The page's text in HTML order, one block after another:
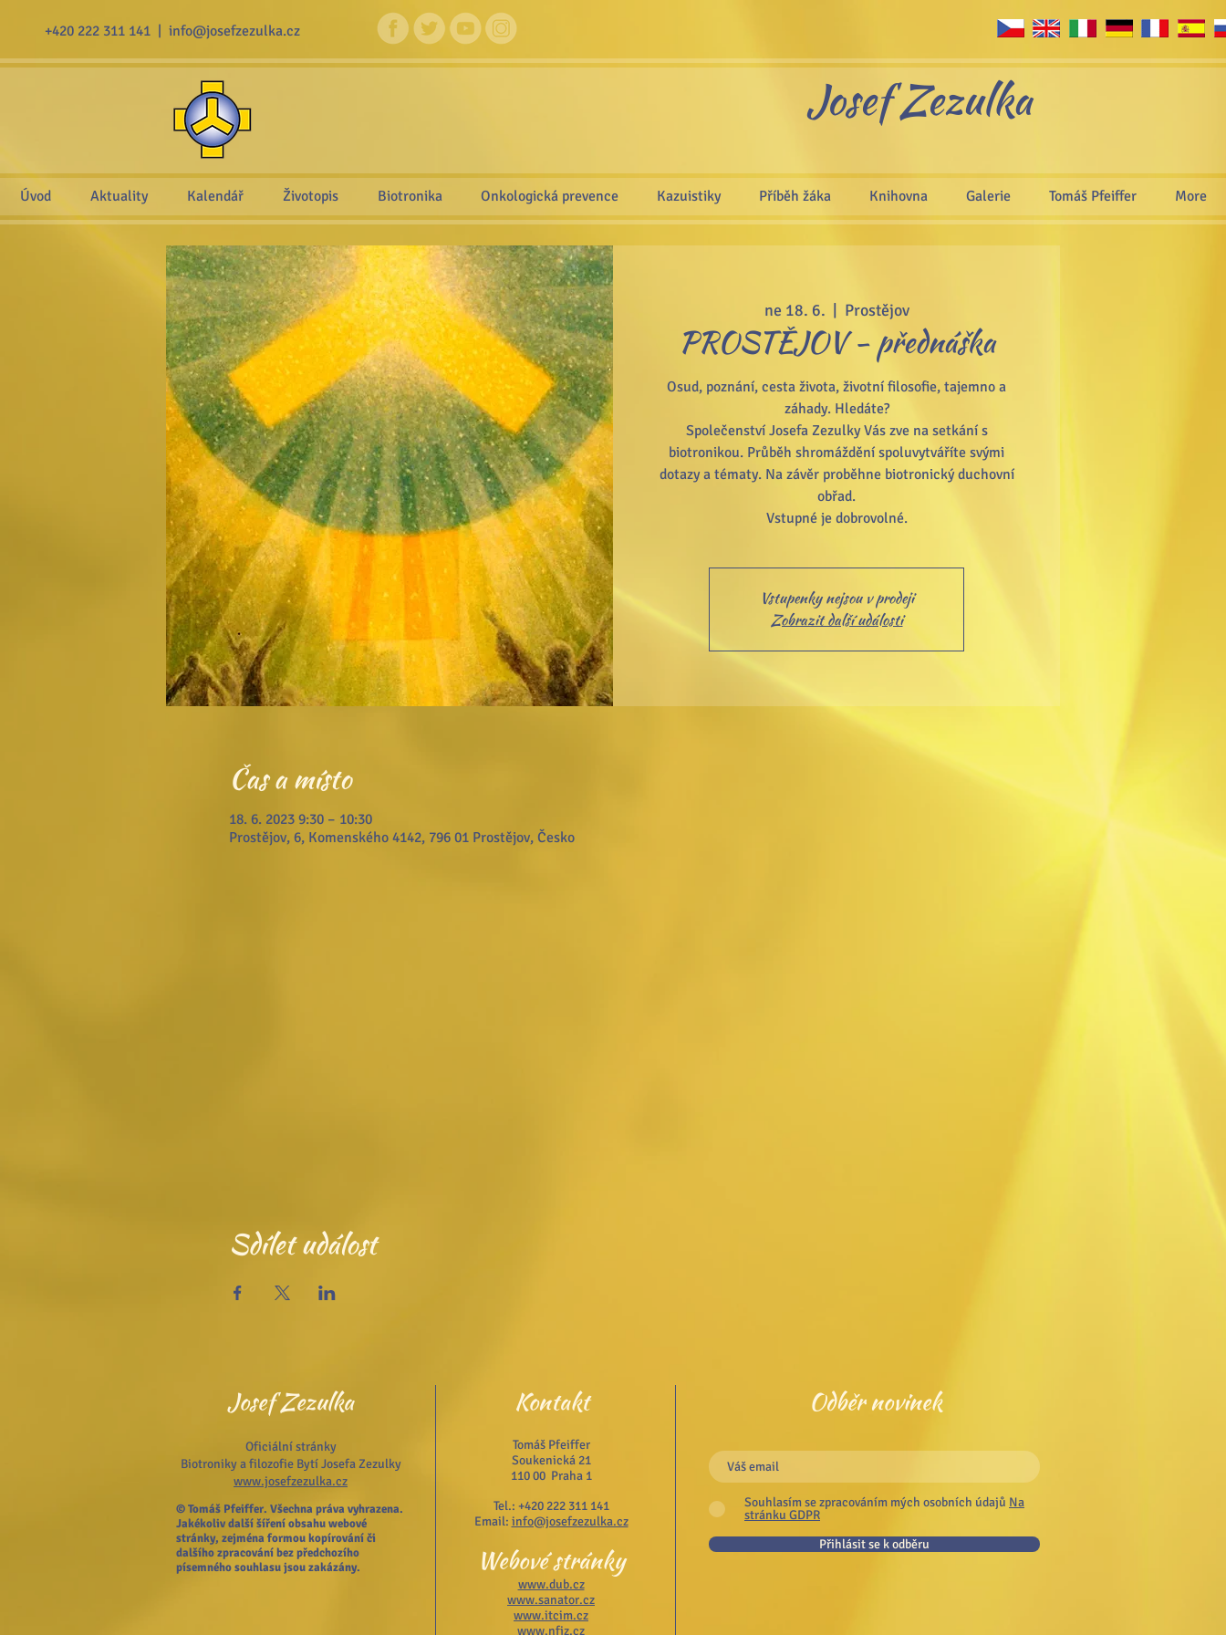
+420 222 311 141 | info@josefzezulka.cz
Josef Zezulka
ne 18. 6. Prostějov
PROSTĚJOV - přednáška
Osud, poznání, cesta života, životní filosofie, tajemno a
záhady. Hledáte?
Společenství Josefa Zezulky Vás zve na setkání s
biotronikou. Průběh shromáždění spoluvytváříte svými
dotazy a tématy. Na závěr proběhne biotronický duchovní
obřad.
Vstupné je dobrovolné.
Vstupenky nejsou v prodeji
Zobrazit další události
Čas a místo
18. 6. 2023 9:30 – 10:30
Prostějov, 6, Komenského 4142, 796 01 Prostějov, Česko
Sdílet událost
Úvod Aktuality Kalendář Životopis Biotronika Onkologická prevence Kazuistiky Příběh žáka Knihovna Galerie Tomáš Pfeiffer More
Josef Zezulka
Oficiální stránky
Biotroniky a filozofie Bytí Josefa Zezulky
www.josefzezulka.cz
© Tomáš Pfeiffer. Všechna práva vyhrazena.
Jakékoliv další šíření obsahu webové
stránky, zejména formou kopírování či
dalšího zpracování bez předchozího
písemného souhlasu jsou zakázány.
Kontakt
Tomáš Pfeiffer
Soukenická 21
110 00 Praha 1
Tel.: +420 222 311 141
Email: info@josefzezulka.cz
Webové stránky
www.dub.cz
www.sanator.cz
www.itcim.cz
www.nfjz.cz
Odběr novinek
Souhlasím se zpracováním mých osobních údajů Na
stránku GDPR
Přihlásit se k odběru